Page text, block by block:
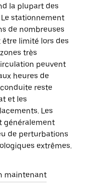
la plupart des
stationnement
de nombreuses
être limité lors des
très
peuvent
heures de
reste
et les
Les
généralement
de perturbations
extrêmes.
maintenant